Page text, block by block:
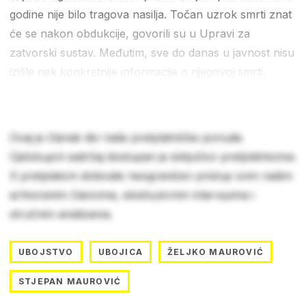
godine nije bilo tragova nasilja. Točan uzrok smrti znat
će se nakon obdukcije, govorili su u Upravi za
zatvorski sustav. Međutim, sve do danas u javnost nisu
izišle nek konkretnije informacije o njegovoj smrti.
Ovaj je članak dio naše pretplatničke ponude.
Cjelokupni sadržaj dostupan je isključivo pretplatnicima.
S pretplatom dobivate neograničen pristup svim našim
arhiviranim člancima, ekskluzivnim intervjuima i
stručnim analizama.
UBOJSTVO UBOJICA ŽELJKO MAUROVIĆ
STJEPAN MAUROVIĆ